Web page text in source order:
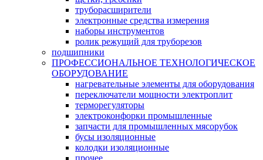
труборасширители
электронные средства измерения
наборы инструментов
ролик режущий для труборезов
подшипники
ПРОФЕССИОНАЛЬНОЕ ТЕХНОЛОГИЧЕСКОЕ
ОБОРУДОВАНИЕ
нагревательные элементы для оборудования
переключатели мощности электроплит
терморегуляторы
электроконфорки промышленные
запчасти для промышленных мясорубок
бусы изоляционные
колодки изоляционные
прочее